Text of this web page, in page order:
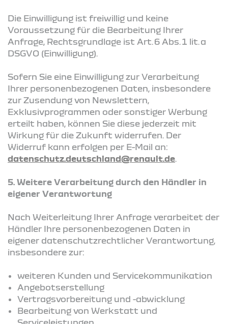
Die Einwilligung ist freiwillig und keine
Voraussetzung für die Bearbeitung Ihrer
Anfrage, Rechtsgrundlage ist Art. 6 Abs. 1 lit. a
DSGVO (Einwilligung).
Sofern Sie eine Einwilligung zur Verarbeitung
Ihrer personenbezogenen Daten, insbesondere
zur Zusendung von Newslettern,
Exklusivprogrammen oder sonstiger Werbung
erteilt haben, können Sie diese jederzeit mit
Wirkung für die Zukunft widerrufen. Der
Widerruf kann erfolgen per E-Mail an:
datenschutz.deutschland@renault.de
5. Weitere Verarbeitung durch den Händler in
eigener Verantwortung
Nach Weiterleitung Ihrer Anfrage verarbeitet der
Händler Ihre personenbezogenen Daten in
eigener datenschutzrechtlicher Verantwortung,
insbesondere zur:
weiteren Kunden und Servicekommunikation
Angebotserstellung
Vertragsvorbereitung und -abwicklung
Bearbeitung von Werkstatt und